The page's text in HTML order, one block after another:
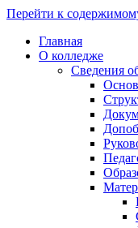
Перейти к
Главная
О колледже
Сведения